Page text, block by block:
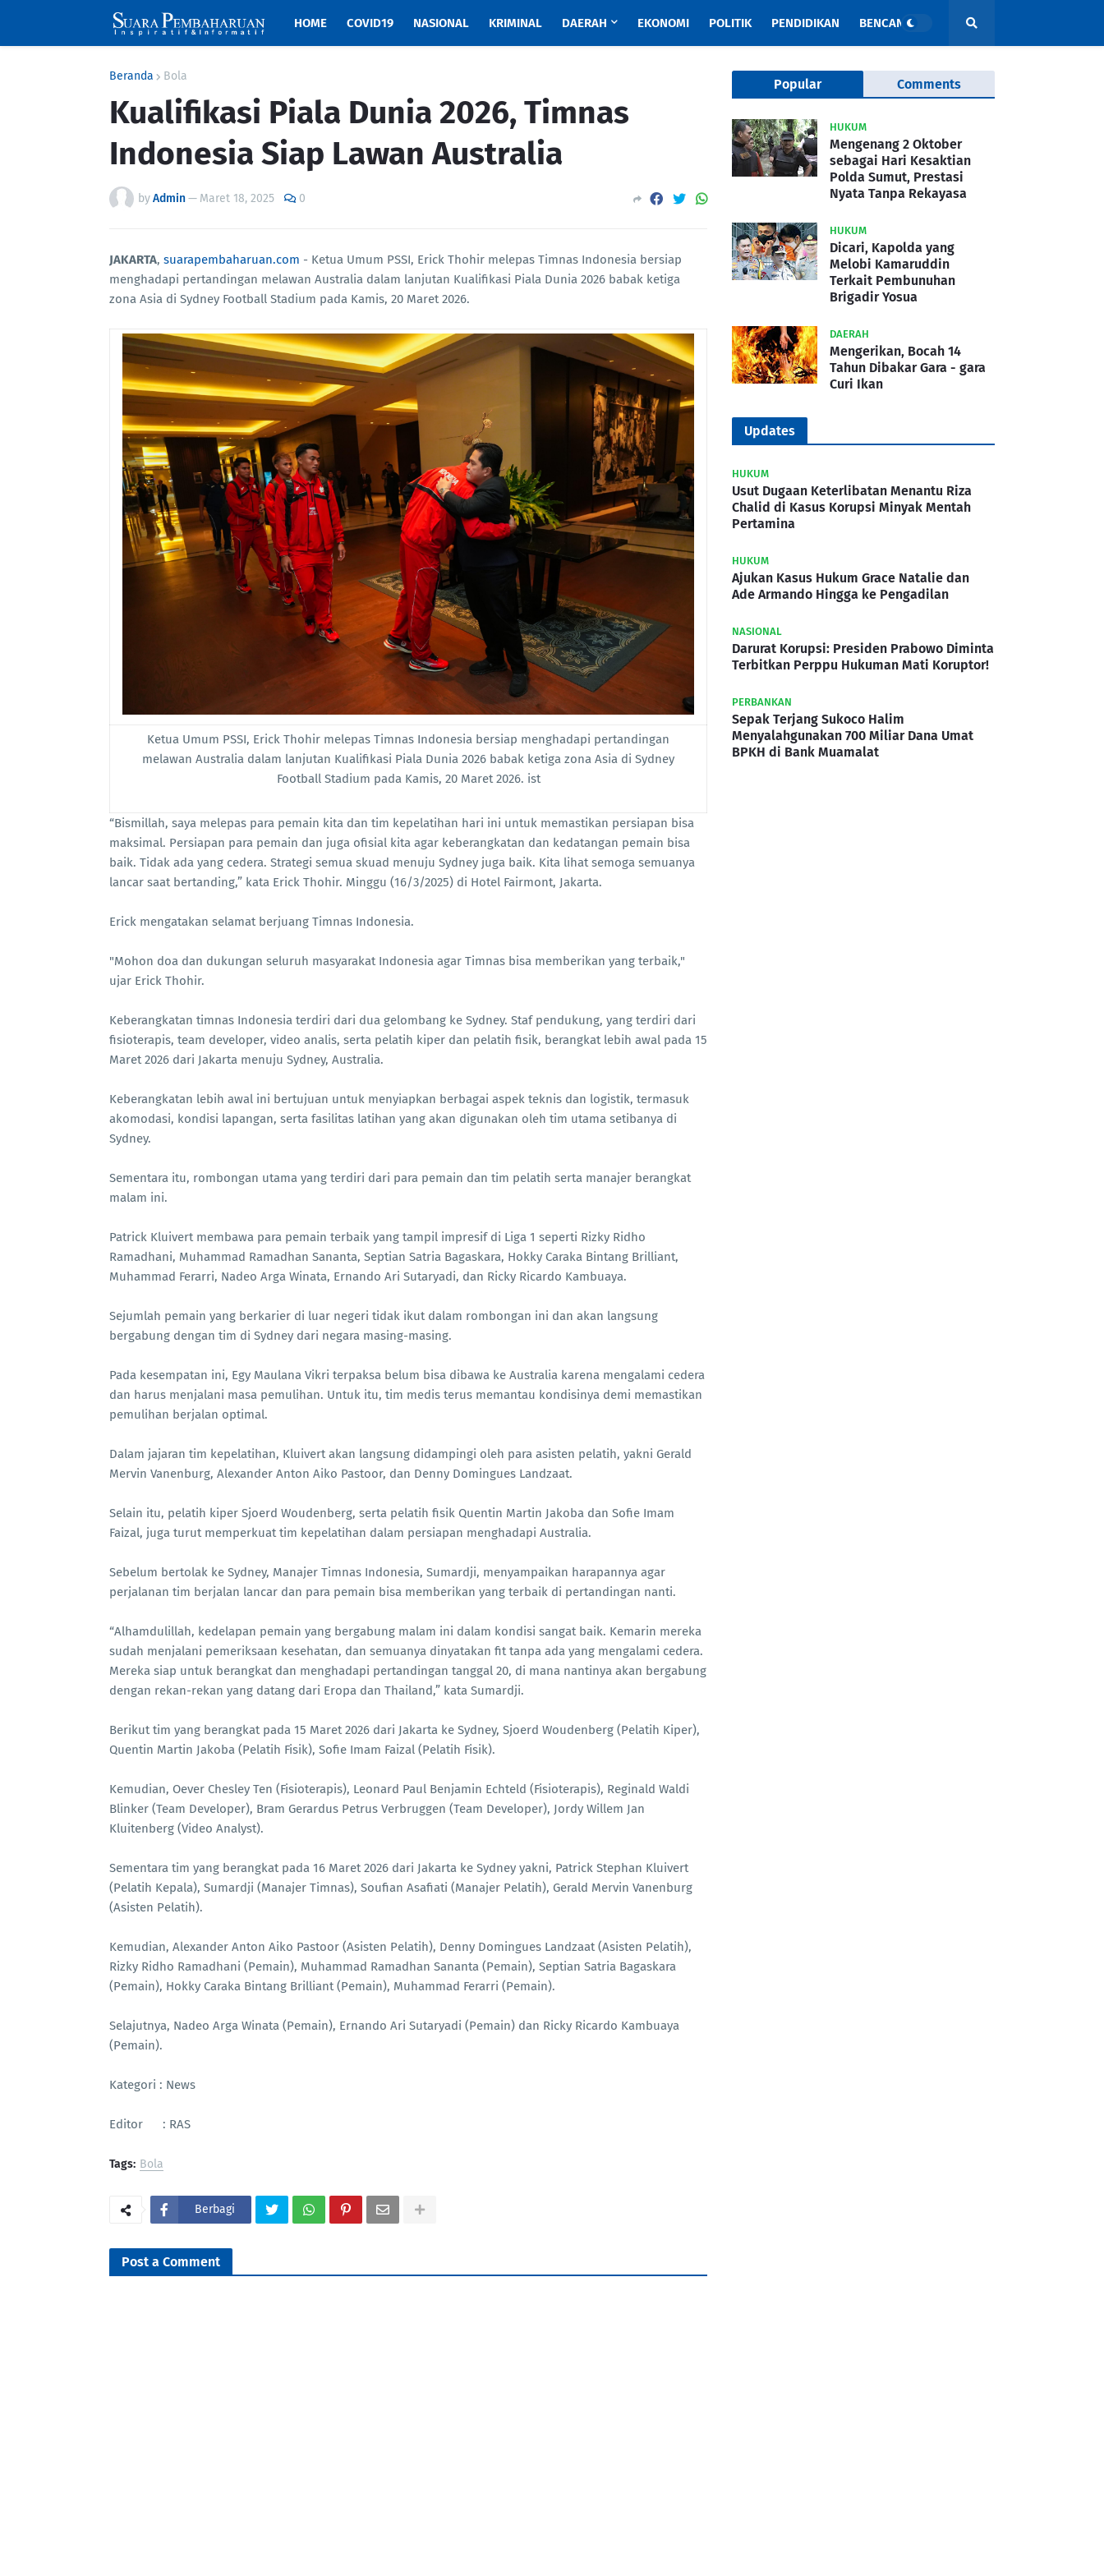
HOME COVID19 NASIONAL KRIMINAL DAERAH EKONOMI POLITIK PENDIDIKAN BENCANA
Beranda Bola
Kualifikasi Piala Dunia 2026, Timnas
Indonesia Siap Lawan Australia
byAdmin— Maret 18, 2025 0
JAKARTA, suarapembaharuan.com - Ketua Umum PSSI, Erick Thohir melepas Timnas Indonesia bersiap
menghadapi pertandingan melawan Australia dalam lanjutan Kualifikasi Piala Dunia 2026 babak ketiga
zona Asia di Sydney Football Stadium pada Kamis, 20 Maret 2026.
Ketua Umum PSSI, Erick Thohir melepas Timnas Indonesia bersiap menghadapi pertandingan
melawan Australia dalam lanjutan Kualifikasi Piala Dunia 2026 babak ketiga zona Asia di Sydney
Football Stadium pada Kamis, 20 Maret 2026. ist
“Bismillah, saya melepas para pemain kita dan tim kepelatihan hari ini untuk memastikan persiapan bisa
maksimal. Persiapan para pemain dan juga ofisial kita agar keberangkatan dan kedatangan pemain bisa
baik. Tidak ada yang cedera. Strategi semua skuad menuju Sydney juga baik. Kita lihat semoga semuanya
lancar saat bertanding,” kata Erick Thohir. Minggu (16/3/2025) di Hotel Fairmont, Jakarta.
Erick mengatakan selamat berjuang Timnas Indonesia.
"Mohon doa dan dukungan seluruh masyarakat Indonesia agar Timnas bisa memberikan yang terbaik,"
ujar Erick Thohir.
Keberangkatan timnas Indonesia terdiri dari dua gelombang ke Sydney. Staf pendukung, yang terdiri dari
fisioterapis, team developer, video analis, serta pelatih kiper dan pelatih fisik, berangkat lebih awal pada 15
Maret 2026 dari Jakarta menuju Sydney, Australia.
Keberangkatan lebih awal ini bertujuan untuk menyiapkan berbagai aspek teknis dan logistik, termasuk
akomodasi, kondisi lapangan, serta fasilitas latihan yang akan digunakan oleh tim utama setibanya di
Sydney.
Sementara itu, rombongan utama yang terdiri dari para pemain dan tim pelatih serta manajer berangkat
malam ini.
Patrick Kluivert membawa para pemain terbaik yang tampil impresif di Liga 1 seperti Rizky Ridho
Ramadhani, Muhammad Ramadhan Sananta, Septian Satria Bagaskara, Hokky Caraka Bintang Brilliant,
Muhammad Ferarri, Nadeo Arga Winata, Ernando Ari Sutaryadi, dan Ricky Ricardo Kambuaya.
Sejumlah pemain yang berkarier di luar negeri tidak ikut dalam rombongan ini dan akan langsung
bergabung dengan tim di Sydney dari negara masing-masing.
Pada kesempatan ini, Egy Maulana Vikri terpaksa belum bisa dibawa ke Australia karena mengalami cedera
dan harus menjalani masa pemulihan. Untuk itu, tim medis terus memantau kondisinya demi memastikan
pemulihan berjalan optimal.
Dalam jajaran tim kepelatihan, Kluivert akan langsung didampingi oleh para asisten pelatih, yakni Gerald
Mervin Vanenburg, Alexander Anton Aiko Pastoor, dan Denny Domingues Landzaat.
Selain itu, pelatih kiper Sjoerd Woudenberg, serta pelatih fisik Quentin Martin Jakoba dan Sofie Imam
Faizal, juga turut memperkuat tim kepelatihan dalam persiapan menghadapi Australia.
Sebelum bertolak ke Sydney, Manajer Timnas Indonesia, Sumardji, menyampaikan harapannya agar
perjalanan tim berjalan lancar dan para pemain bisa memberikan yang terbaik di pertandingan nanti.
“Alhamdulillah, kedelapan pemain yang bergabung malam ini dalam kondisi sangat baik. Kemarin mereka
sudah menjalani pemeriksaan kesehatan, dan semuanya dinyatakan fit tanpa ada yang mengalami cedera.
Mereka siap untuk berangkat dan menghadapi pertandingan tanggal 20, di mana nantinya akan bergabung
dengan rekan-rekan yang datang dari Eropa dan Thailand,” kata Sumardji.
Berikut tim yang berangkat pada 15 Maret 2026 dari Jakarta ke Sydney, Sjoerd Woudenberg (Pelatih Kiper),
Quentin Martin Jakoba (Pelatih Fisik), Sofie Imam Faizal (Pelatih Fisik).
Kemudian, Oever Chesley Ten (Fisioterapis), Leonard Paul Benjamin Echteld (Fisioterapis), Reginald Waldi
Blinker (Team Developer), Bram Gerardus Petrus Verbruggen (Team Developer), Jordy Willem Jan
Kluitenberg (Video Analyst).
Sementara tim yang berangkat pada 16 Maret 2026 dari Jakarta ke Sydney yakni, Patrick Stephan Kluivert
(Pelatih Kepala), Sumardji (Manajer Timnas), Soufian Asafiati (Manajer Pelatih), Gerald Mervin Vanenburg
(Asisten Pelatih).
Kemudian, Alexander Anton Aiko Pastoor (Asisten Pelatih), Denny Domingues Landzaat (Asisten Pelatih),
Rizky Ridho Ramadhani (Pemain), Muhammad Ramadhan Sananta (Pemain), Septian Satria Bagaskara
(Pemain), Hokky Caraka Bintang Brilliant (Pemain), Muhammad Ferarri (Pemain).
Selajutnya, Nadeo Arga Winata (Pemain), Ernando Ari Sutaryadi (Pemain) dan Ricky Ricardo Kambuaya
(Pemain).
Kategori : News
Editor : RAS
Tags: Bola
Berbagi
Post a Comment
Popular Comments
HUKUM
Mengenang 2 Oktober
sebagai Hari Kesaktian
Polda Sumut, Prestasi
Nyata Tanpa Rekayasa
HUKUM
Dicari, Kapolda yang
Melobi Kamaruddin
Terkait Pembunuhan
Brigadir Yosua
DAERAH
Mengerikan, Bocah 14
Tahun Dibakar Gara - gara
Curi Ikan
Updates
HUKUM
Usut Dugaan Keterlibatan Menantu Riza
Chalid di Kasus Korupsi Minyak Mentah
Pertamina
HUKUM
Ajukan Kasus Hukum Grace Natalie dan
Ade Armando Hingga ke Pengadilan
NASIONAL
Darurat Korupsi: Presiden Prabowo Diminta
Terbitkan Perppu Hukuman Mati Koruptor!
PERBANKAN
Sepak Terjang Sukoco Halim
Menyalahgunakan 700 Miliar Dana Umat
BPKH di Bank Muamalat